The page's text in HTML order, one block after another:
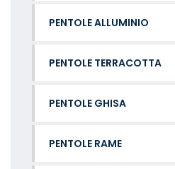
PENTOLE ALLUMINIO
PENTOLE TERRACOTTA
PENTOLE GHISA
PENTOLE RAME